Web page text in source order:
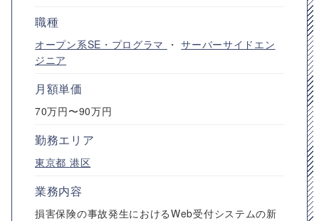
職種
オープン系SE・プログラマ ・サーバーサイドエン
ジニア
月額単価
70万円〜90万円
勤務エリア
東京都 港区
業務内容
損害保険の事故発生におけるWeb受付システムの新